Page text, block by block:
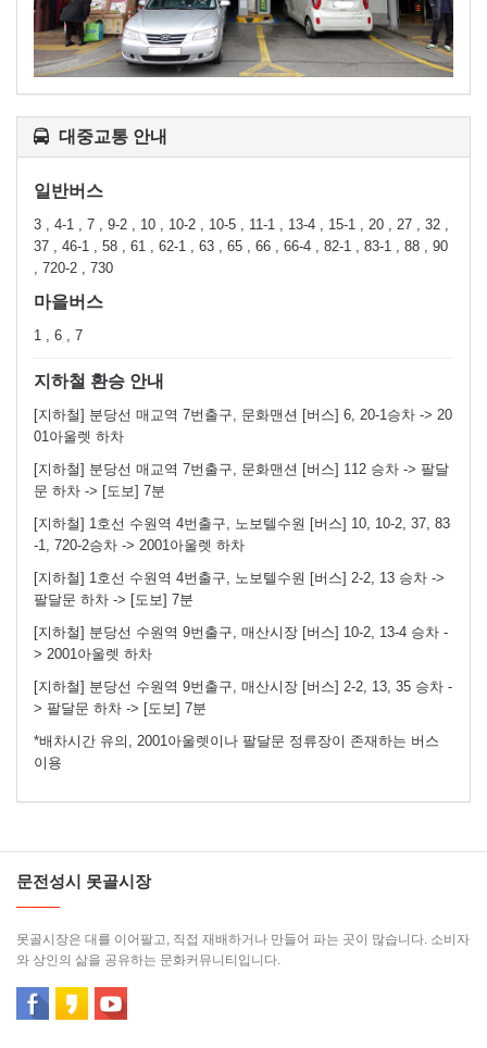
대중교통 안내
일반버스
3 , 4-1 , 7 , 9-2 , 10 , 10-2 , 10-5 , 11-1 , 13-4 , 15-1 , 20 , 27 , 32 ,
37 , 46-1 , 58 , 61 , 62-1 , 63 , 65 , 66 , 66-4 , 82-1 , 83-1 , 88 , 90
, 720-2 , 730
마을버스
1 , 6 , 7
지하철 환승 안내
[지하철] 분당선 매교역 7번출구, 문화맨션 [버스] 6, 20-1승차 -> 20
01아울렛 하차
[지하철] 분당선 매교역 7번출구, 문화맨션 [버스] 112 승차 -> 팔달
문 하차 -> [도보] 7분
[지하철] 1호선 수원역 4번출구, 노보텔수원 [버스] 10, 10-2, 37, 83
-1, 720-2승차 -> 2001아울렛 하차
[지하철] 1호선 수원역 4번출구, 노보텔수원 [버스] 2-2, 13 승차 ->
팔달문 하차 -> [도보] 7분
[지하철] 분당선 수원역 9번출구, 매산시장 [버스] 10-2, 13-4 승차 -
> 2001아울렛 하차
[지하철] 분당선 수원역 9번출구, 매산시장 [버스] 2-2, 13, 35 승차 -
> 팔달문 하차 -> [도보] 7분
*배차시간 유의, 2001아울렛이나 팔달문 정류장이 존재하는 버스
이용
문전성시 못골시장
못골시장은 대를 이어팔고, 직접 재배하거나 만들어 파는 곳이 많습니다. 소비자
와 상인의 삶을 공유하는 문화커뮤니티입니다.